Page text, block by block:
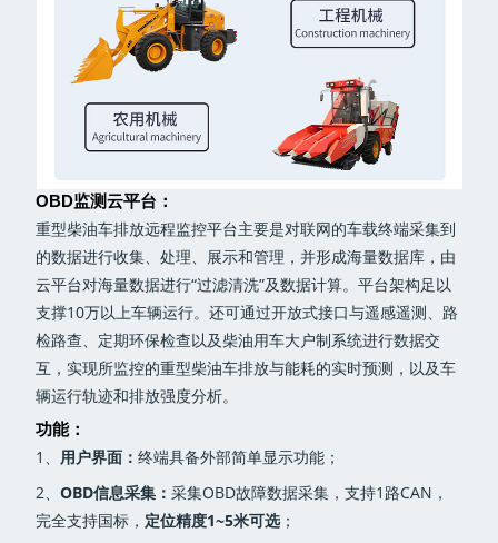
OBD监测云平台：
重型柴油车排放远程监控平台主要是对联网的车载终端采集到
的数据进行收集、处理、展示和管理，并形成海量数据库，由
云平台对海量数据进行“过滤清洗”及数据计算。平台架构足以
支撑10万以上车辆运行。还可通过开放式接口与遥感遥测、路
检路查、定期环保检查以及柴油用车大户制系统进行数据交
互，实现所监控的重型柴油车排放与能耗的实时预测，以及车
辆运行轨迹和排放强度分析。
功能：
1、 用户界面：终端具备外部简单显示功能；
2、OBD信息采集：采集OBD故障数据采集，支持1路CAN，
完全支持国标， 定位精度1~5米可选；